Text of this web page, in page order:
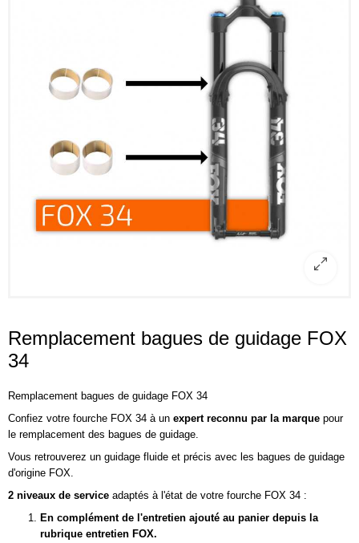
Remplacement bagues de guidage FOX
34
Remplacement bagues de guidage FOX 34
Confiez votre fourche FOX 34 à un expert reconnu par la marque pour
le remplacement des bagues de guidage.
Vous retrouverez un guidage fluide et précis avec les bagues de guidage
d'origine FOX.
2 niveaux de service adaptés à l'état de votre fourche FOX 34 :
En complément de l'entretien ajouté au panier depuis la
rubrique entretien FOX.